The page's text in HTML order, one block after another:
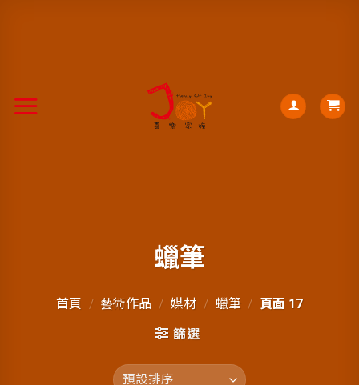
蠟筆
首頁 / 藝術作品 / 媒材 / 蠟筆 / 頁面 17
篩選